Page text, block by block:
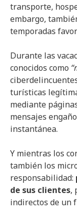
transporte,
embargo,
temporadas
Durante las
conocidos como
turísticas
mediante
mensajes
instantánea.
Y mientras los
también los
responsabilidad:
de sus clientes,
indirectos de un